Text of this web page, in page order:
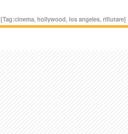
[Tag:cinema,hollywood,los angeles,rifiutare]